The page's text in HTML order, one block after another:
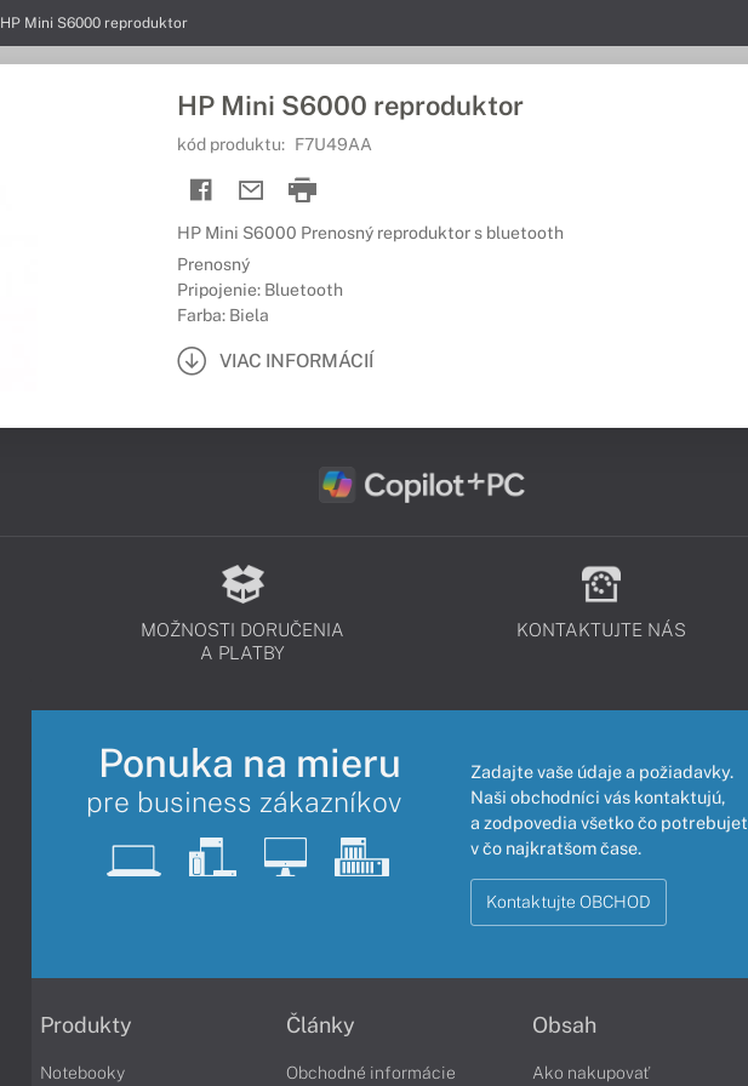
HP Mini S6000 reproduktor
HP Mini S6000 reproduktor
kód produktu: F7U49AA
HP Mini S6000 Prenosný reproduktor s bluetooth
Prenosný
Pripojenie: Bluetooth
Farba: Biela
VIAC INFORMÁCIÍ
MOŽNOSTI DORUČENIA
A PLATBY
KONTAKTUJTE NÁS
Ponuka na mieru
pre business zákazníkov
Zadajte vaše údaje a požiadavky.
Naši obchodníci vás kontaktujú,
a zodpovedia všetko čo
v čo najkratšom čase.
Kontaktujte OBCHOD
Produkty
Notebooky
Články
Obchodné informácie
Obsah
Ako nakupovať